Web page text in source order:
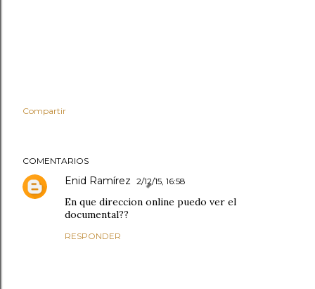
Compartir
COMENTARIOS
Enid Ramírez 2/12/15, 16:58
En que direccion online puedo ver el
documental??
RESPONDER